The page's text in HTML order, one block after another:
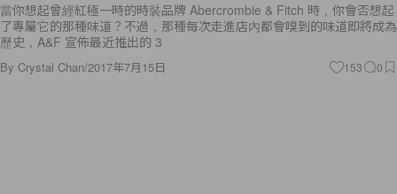
當你想起曾經紅極一時的時裝品牌 Abercrombie & Fitch 時，你會否想起
了專屬它的那種味道？不過，那種每次走進店內都會嗅到的味道即將成為
歷史，A&F 宣佈最近推出的 3
By Crystal Chan/2017年7月15日 153 0